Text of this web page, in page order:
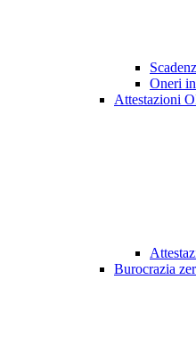
Oneri
Attestazioni
Burocrazia